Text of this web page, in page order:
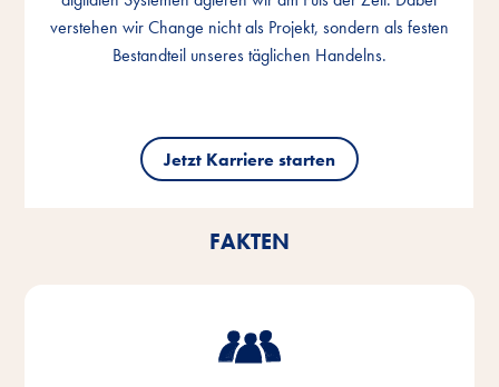
verstehen wir Change nicht als Projekt, sondern als festen
Bestandteil unseres täglichen Handelns.
Jetzt Karriere starten
verstehen wir Change nicht als Projekt, sondern als festen
Bestandteil unseres täglichen Handelns.
Jetzt Karriere starten
verstehen wir Change nicht als Projekt, sondern als festen
Bestandteil unseres täglichen Handelns.
Jetzt Karriere starten
FAKTEN